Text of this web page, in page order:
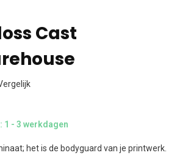
Cast
1 - 3 werkdagen
het is de bodyguard van je printwerk.